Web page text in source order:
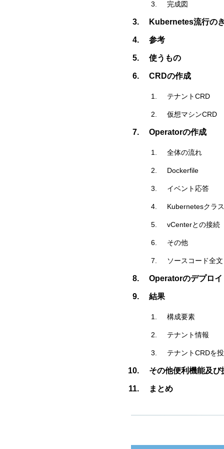
完成図
Kubernetes流行の
参考
使うもの
CRDの作成
テナントCRD
仮想マシンCRD
Operatorの作成
全体の流れ
Dockerfile
イベント応答
Kubernetesクラ
vCenterとの接続
その他
ソースコード全文
Operatorのデプロイ
結果
構成要素
テナント情報
テナントCRDを
その他便利機能及び
まとめ